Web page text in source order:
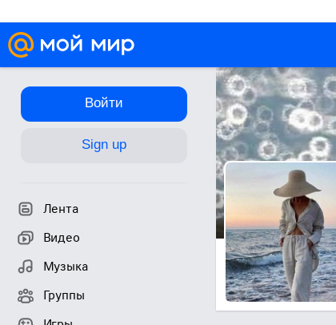
Войти
Sign up
Лента
Видео
Музыка
Группы